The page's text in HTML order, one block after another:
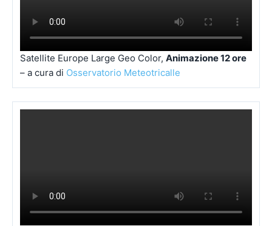
Satellite Europe Large Geo Color, Animazione 12 ore
– a cura di Osservatorio Meteotricalle